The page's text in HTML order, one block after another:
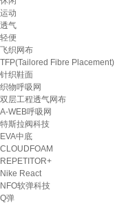
运动
透气
轻便
飞织网布
TFP(Tailored Fibre Placement)
针织鞋面
织物呼吸网
双层工程透气网布
A-WEB呼吸网
特斯拉阀科技
EVA中底
CLOUDFOAM
REPETITOR+
Nike React
NFO软弹科技
Q弹